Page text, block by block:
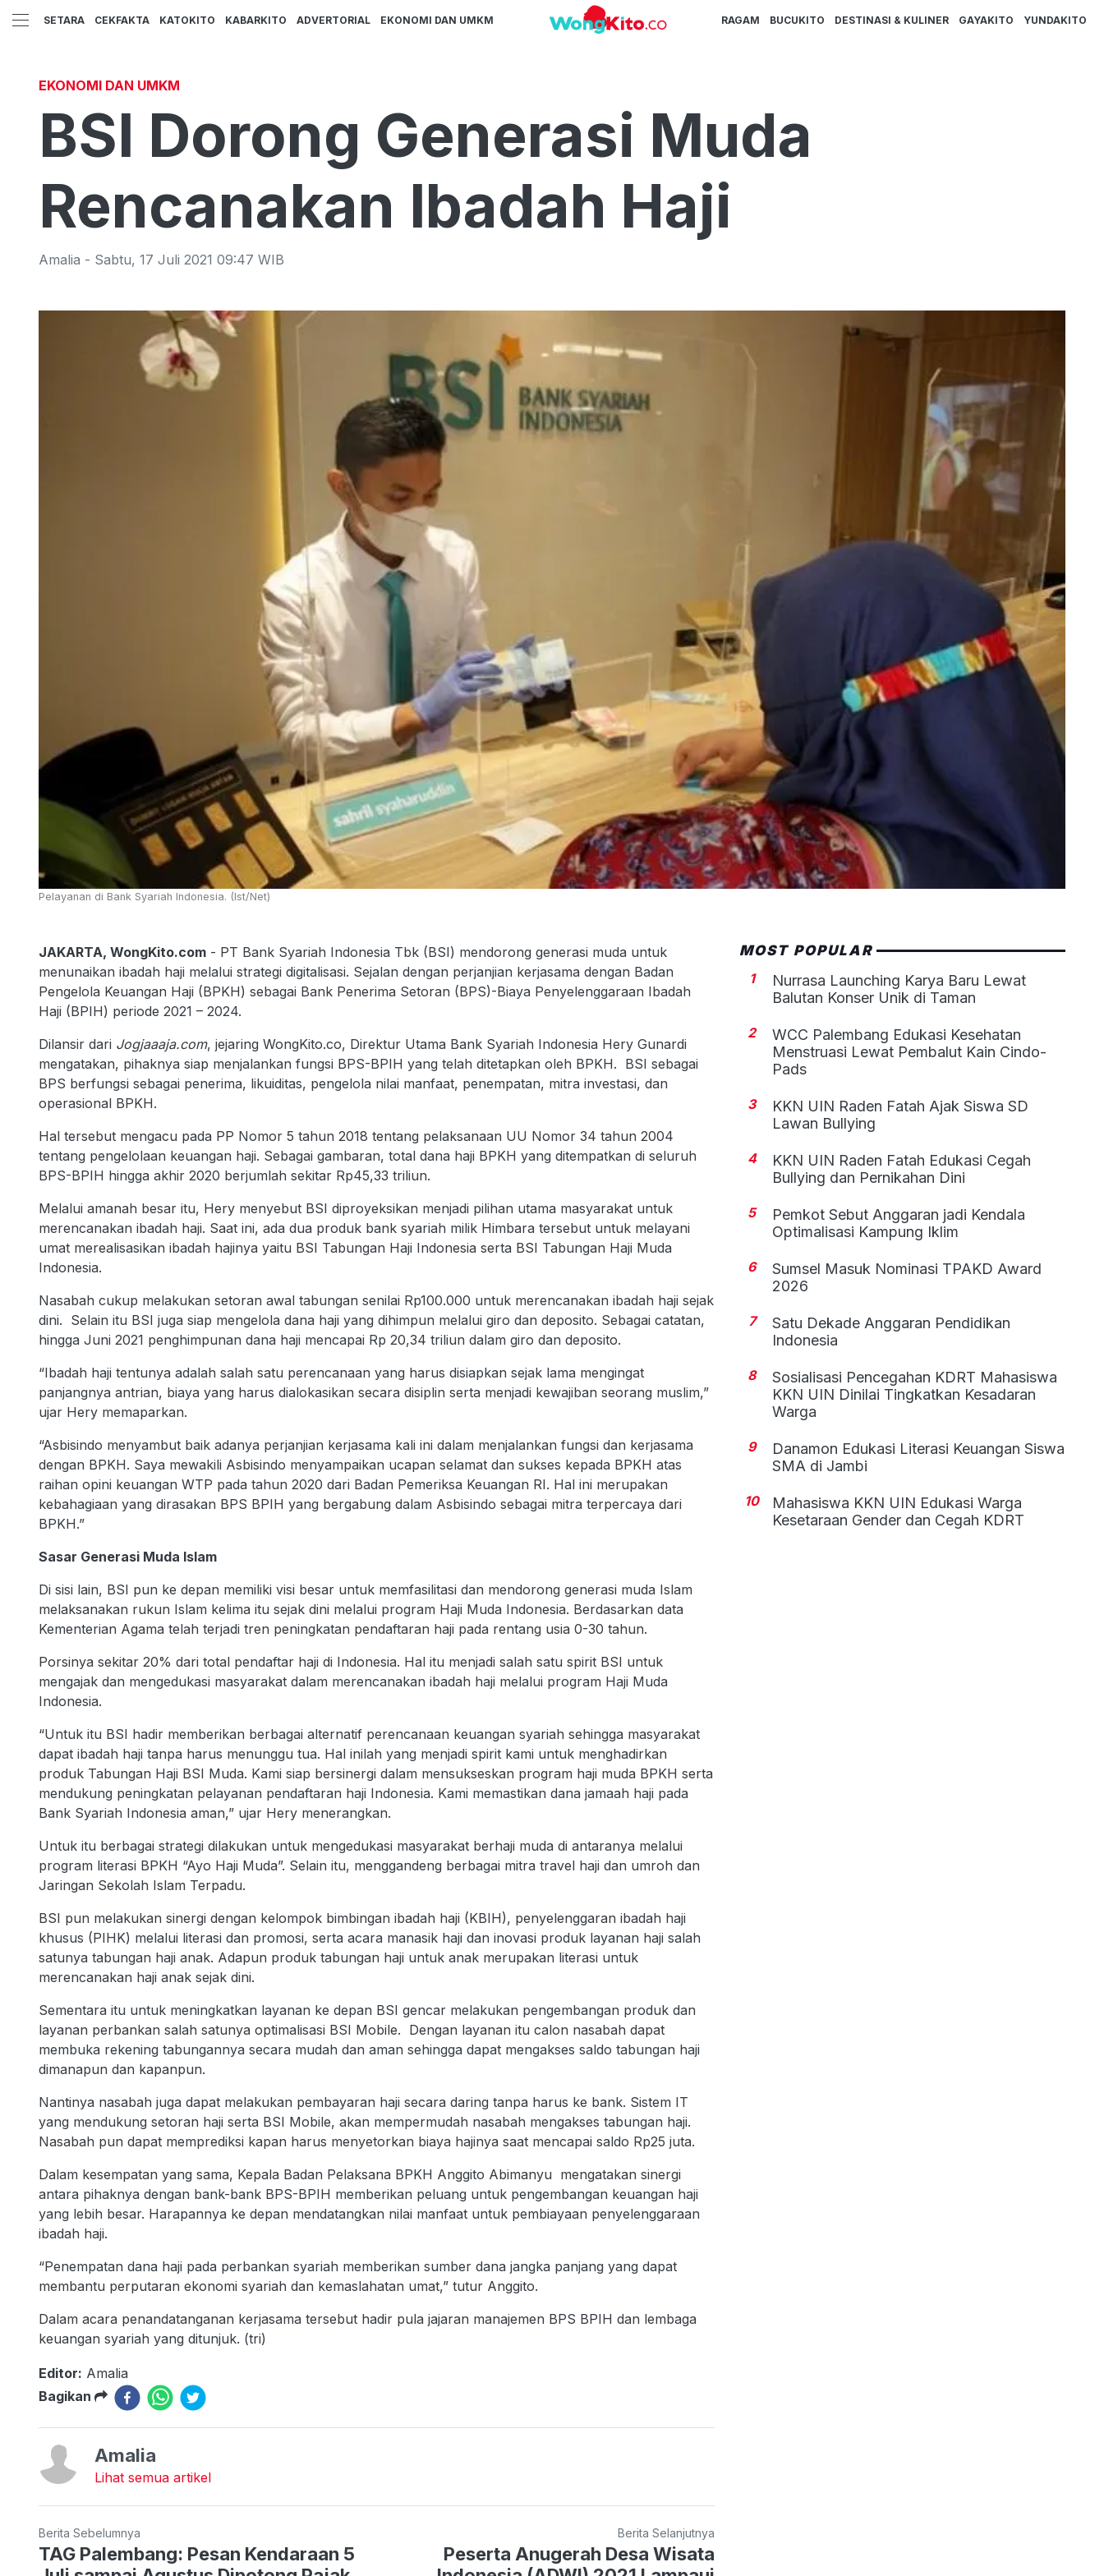
SETARA CEKFAKTA KATOKITO KABARKITO ADVERTORIAL EKONOMI DAN UMKM RAGAM BUCUKITO DESTINASI & KULINER GAYAKITO YUNDAKITO
EKONOMI DAN UMKM
BSI Dorong Generasi Muda
Rencanakan Ibadah Haji
Amalia - Sabtu, 17 Juli 2021 09:47 WIB
Pelayanan di Bank Syariah Indonesia. (Ist/Net)
JAKARTA, WongKito.com - PT Bank Syariah Indonesia Tbk (BSI) mendorong generasi muda untuk
menunaikan ibadah haji melalui strategi digitalisasi. Sejalan dengan perjanjian kerjasama dengan Badan
Pengelola Keuangan Haji (BPKH) sebagai Bank Penerima Setoran (BPS)-Biaya Penyelenggaraan Ibadah
Haji (BPIH) periode 2021 – 2024.
Dilansir dari Jogjaaaja.com, jejaring WongKito.co, Direktur Utama Bank Syariah Indonesia Hery Gunardi
mengatakan, pihaknya siap menjalankan fungsi BPS-BPIH yang telah ditetapkan oleh BPKH. BSI sebagai
BPS berfungsi sebagai penerima, likuiditas, pengelola nilai manfaat, penempatan, mitra investasi, dan
operasional BPKH.
Hal tersebut mengacu pada PP Nomor 5 tahun 2018 tentang pelaksanaan UU Nomor 34 tahun 2004
tentang pengelolaan keuangan haji. Sebagai gambaran, total dana haji BPKH yang ditempatkan di seluruh
BPS-BPIH hingga akhir 2020 berjumlah sekitar Rp45,33 triliun.
Melalui amanah besar itu, Hery menyebut BSI diproyeksikan menjadi pilihan utama masyarakat untuk
merencanakan ibadah haji. Saat ini, ada dua produk bank syariah milik Himbara tersebut untuk melayani
umat merealisasikan ibadah hajinya yaitu BSI Tabungan Haji Indonesia serta BSI Tabungan Haji Muda
Indonesia.
Nasabah cukup melakukan setoran awal tabungan senilai Rp100.000 untuk merencanakan ibadah haji sejak
dini. Selain itu BSI juga siap mengelola dana haji yang dihimpun melalui giro dan deposito. Sebagai catatan,
hingga Juni 2021 penghimpunan dana haji mencapai Rp 20,34 triliun dalam giro dan deposito.
“Ibadah haji tentunya adalah salah satu perencanaan yang harus disiapkan sejak lama mengingat
panjangnya antrian, biaya yang harus dialokasikan secara disiplin serta menjadi kewajiban seorang muslim,”
ujar Hery memaparkan.
“Asbisindo menyambut baik adanya perjanjian kerjasama kali ini dalam menjalankan fungsi dan kerjasama
dengan BPKH. Saya mewakili Asbisindo menyampaikan ucapan selamat dan sukses kepada BPKH atas
raihan opini keuangan WTP pada tahun 2020 dari Badan Pemeriksa Keuangan RI. Hal ini merupakan
kebahagiaan yang dirasakan BPS BPIH yang bergabung dalam Asbisindo sebagai mitra terpercaya dari
BPKH.”
Sasar Generasi Muda Islam
Di sisi lain, BSI pun ke depan memiliki visi besar untuk memfasilitasi dan mendorong generasi muda Islam
melaksanakan rukun Islam kelima itu sejak dini melalui program Haji Muda Indonesia. Berdasarkan data
Kementerian Agama telah terjadi tren peningkatan pendaftaran haji pada rentang usia 0-30 tahun.
Porsinya sekitar 20% dari total pendaftar haji di Indonesia. Hal itu menjadi salah satu spirit BSI untuk
mengajak dan mengedukasi masyarakat dalam merencanakan ibadah haji melalui program Haji Muda
Indonesia.
“Untuk itu BSI hadir memberikan berbagai alternatif perencanaan keuangan syariah sehingga masyarakat
dapat ibadah haji tanpa harus menunggu tua. Hal inilah yang menjadi spirit kami untuk menghadirkan
produk Tabungan Haji BSI Muda. Kami siap bersinergi dalam mensukseskan program haji muda BPKH serta
mendukung peningkatan pelayanan pendaftaran haji Indonesia. Kami memastikan dana jamaah haji pada
Bank Syariah Indonesia aman,” ujar Hery menerangkan.
Untuk itu berbagai strategi dilakukan untuk mengedukasi masyarakat berhaji muda di antaranya melalui
program literasi BPKH “Ayo Haji Muda”. Selain itu, menggandeng berbagai mitra travel haji dan umroh dan
Jaringan Sekolah Islam Terpadu.
BSI pun melakukan sinergi dengan kelompok bimbingan ibadah haji (KBIH), penyelenggaran ibadah haji
khusus (PIHK) melalui literasi dan promosi, serta acara manasik haji dan inovasi produk layanan haji salah
satunya tabungan haji anak. Adapun produk tabungan haji untuk anak merupakan literasi untuk
merencanakan haji anak sejak dini.
Sementara itu untuk meningkatkan layanan ke depan BSI gencar melakukan pengembangan produk dan
layanan perbankan salah satunya optimalisasi BSI Mobile. Dengan layanan itu calon nasabah dapat
membuka rekening tabungannya secara mudah dan aman sehingga dapat mengakses saldo tabungan haji
dimanapun dan kapanpun.
Nantinya nasabah juga dapat melakukan pembayaran haji secara daring tanpa harus ke bank. Sistem IT
yang mendukung setoran haji serta BSI Mobile, akan mempermudah nasabah mengakses tabungan haji.
Nasabah pun dapat memprediksi kapan harus menyetorkan biaya hajinya saat mencapai saldo Rp25 juta.
Dalam kesempatan yang sama, Kepala Badan Pelaksana BPKH Anggito Abimanyu mengatakan sinergi
antara pihaknya dengan bank-bank BPS-BPIH memberikan peluang untuk pengembangan keuangan haji
yang lebih besar. Harapannya ke depan mendatangkan nilai manfaat untuk pembiayaan penyelenggaraan
ibadah haji.
“Penempatan dana haji pada perbankan syariah memberikan sumber dana jangka panjang yang dapat
membantu perputaran ekonomi syariah dan kemaslahatan umat,” tutur Anggito.
Dalam acara penandatanganan kerjasama tersebut hadir pula jajaran manajemen BPS BPIH dan lembaga
keuangan syariah yang ditunjuk. (tri)
Editor: Amalia
Bagikan
Amalia
Lihat semua artikel
Berita Sebelumnya
TAG Palembang: Pesan Kendaraan 5
Berita Selanjutnya
Peserta Anugerah Desa Wisata
MOST POPULAR
1
Nurrasa Launching Karya Baru Lewat
Balutan Konser Unik di Taman
2
WCC Palembang Edukasi Kesehatan
Menstruasi Lewat Pembalut Kain Cindo-
Pads
3
KKN UIN Raden Fatah Ajak Siswa SD
Lawan Bullying
4
KKN UIN Raden Fatah Edukasi Cegah
Bullying dan Pernikahan Dini
5
Pemkot Sebut Anggaran jadi Kendala
Optimalisasi Kampung Iklim
6
Sumsel Masuk Nominasi TPAKD Award
2026
7
Satu Dekade Anggaran Pendidikan
Indonesia
8
Sosialisasi Pencegahan KDRT Mahasiswa
KKN UIN Dinilai Tingkatkan Kesadaran
Warga
9
Danamon Edukasi Literasi Keuangan Siswa
SMA di Jambi
10
Mahasiswa KKN UIN Edukasi Warga
Kesetaraan Gender dan Cegah KDRT